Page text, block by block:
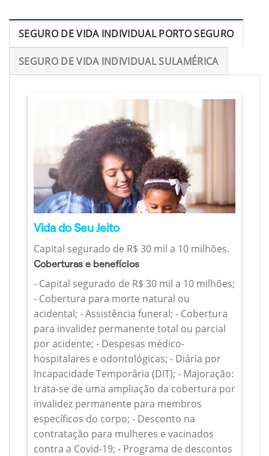
SEGURO DE VIDA INDIVIDUAL PORTO SEGURO
SEGURO DE VIDA INDIVIDUAL SULAMÉRICA
Vida do Seu Jeito
Capital segurado de R$ 30 mil a 10 milhões.
Coberturas e benefícios
- Capital segurado de R$ 30 mil a 10 milhões;
- Cobertura para morte natural ou
acidental; - Assistência funeral; - Cobertura
para invalidez permanente total ou parcial
por acidente; - Despesas médico-
hospitalares e odontológicas; - Diária por
Incapacidade Temporária (DIT); - Majoração:
trata-se de uma ampliação da cobertura por
invalidez permanente para membros
específicos do corpo; - Desconto na
contratação para mulheres e vacinados
contra a Covid-19; - Programa de descontos